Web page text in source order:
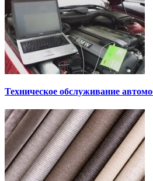
Техническое обслуживание